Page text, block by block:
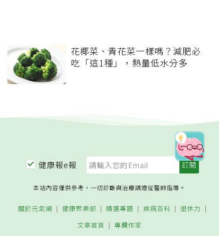
花椰菜、青花菜一樣嗎？減肥必
吃「這1種」，熱量低水分多
健康報e報
本站內容僅供參考，一切診斷與治療請遵從醫師指導。
關於元氣網 健康聚樂部 精選專題 疾病百科
退休力
文章首頁
專欄作家